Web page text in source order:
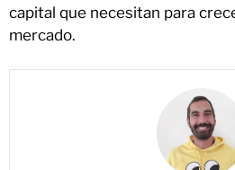
capital que necesitan para
mercado.